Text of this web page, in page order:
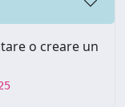
o creare un